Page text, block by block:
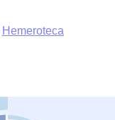
Hemeroteca